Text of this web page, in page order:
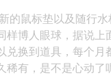
鼠标垫以及随行水
样博人眼球，据说上
兑换到道具，每个月
稀有，是不是心动了